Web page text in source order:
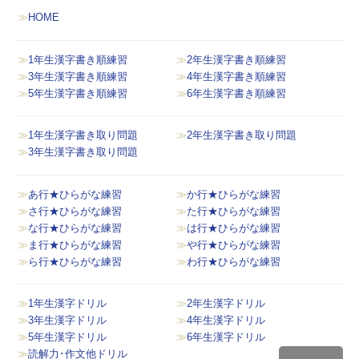
HOME
1年生漢字書き順練習
2年生漢字書き順練習
3年生漢字書き順練習
4年生漢字書き順練習
5年生漢字書き順練習
6年生漢字書き順練習
1年生漢字書き取り問題
2年生漢字書き取り問題
3年生漢字書き取り問題
あ行★ひらがな練習
か行★ひらがな練習
さ行★ひらがな練習
た行★ひらがな練習
な行★ひらがな練習
は行★ひらがな練習
ま行★ひらがな練習
や行★ひらがな練習
ら行★ひらがな練習
わ行★ひらがな練習
1年生漢字ドリル
2年生漢字ドリル
3年生漢字ドリル
4年生漢字ドリル
5年生漢字ドリル
6年生漢字ドリル
読解力･作文他ドリル